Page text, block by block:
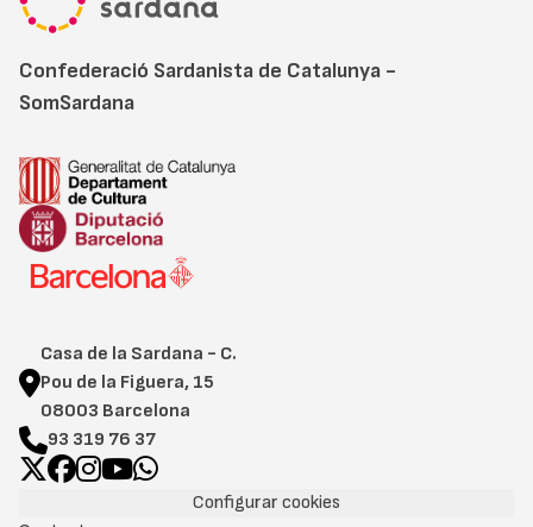
Confederació Sardanista de Catalunya -
SomSardana
Casa de la Sardana - C.
Pou de la Figuera, 15
08003 Barcelona
93 319 76 37
Configurar cookies